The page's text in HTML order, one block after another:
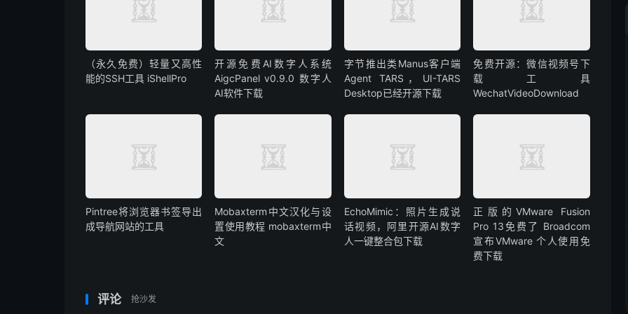
（永久免费）轻量又高性
能的SSH工具 iShellPro
开源免费AI数字人系统
AigcPanel v0.9.0 数字人
AI软件下载
字节推出类Manus客户端
Agent TARS，UI-TARS
Desktop已经开源下载
免费开源：微信视频号下
载工具
WechatVideoDownload
Pintree将浏览器书签导出
成导航网站的工具
Mobaxterm中文汉化与设
置使用教程 mobaxterm中
文
EchoMimic：照片生成说
话视频，阿里开源AI数字
人一键整合包下载
正版的VMware Fusion
Pro 13免费了 Broadcom
宣布VMware 个人使用免
费下载
评论 抢沙发